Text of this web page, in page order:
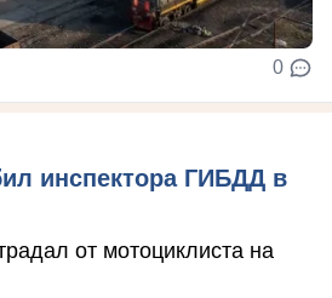
0
инспектора ГИБДД в
от мотоциклиста на